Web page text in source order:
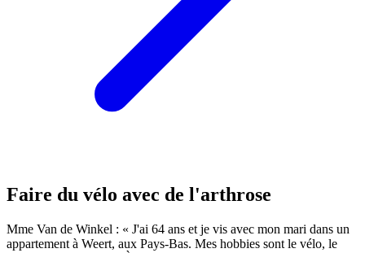
Faire du vélo avec de l'arthrose
Mme Van de Winkel : « J'ai 64 ans et je vis avec mon mari dans un
appartement à Weert, aux Pays-Bas. Mes hobbies sont le vélo, le